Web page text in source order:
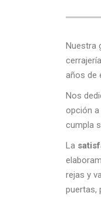
Nuestra
años de
Nos
opción
cumpla
La
rejas y
puertas,